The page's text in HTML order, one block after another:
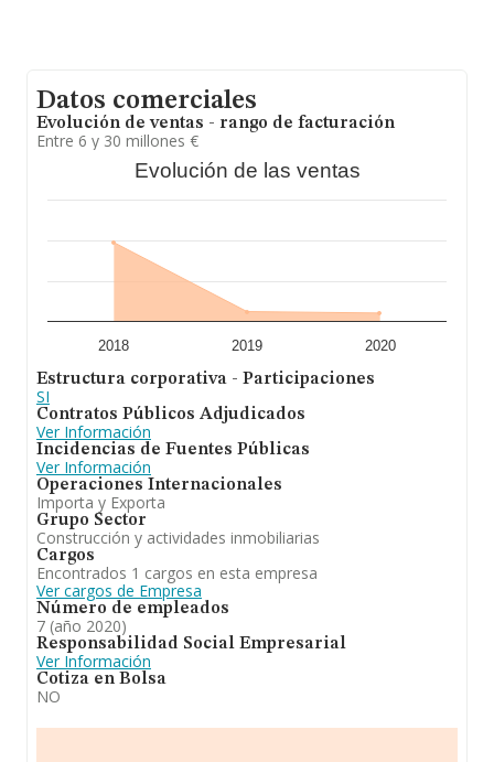
último, con el fin de ampliar la información relativa al
ámbito de la empresa, los empleados de media son 10.
La antigüedad desde la constitución es de 19 años.
Datos comerciales
Evolución de ventas - rango de facturación
Entre 6 y 30 millones €
Evolución de las ventas
2018 2019 2020
Estructura corporativa - Participaciones
SI
Contratos Públicos Adjudicados
Ver Información
Incidencias de Fuentes Públicas
Ver Información
Operaciones Internacionales
Importa y Exporta
Grupo Sector
Construcción y actividades inmobiliarias
Cargos
Encontrados 1 cargos en esta empresa
Ver cargos de Empresa
Número de empleados
7 (año 2020)
Responsabilidad Social Empresarial
Ver Información
Cotiza en Bolsa
NO